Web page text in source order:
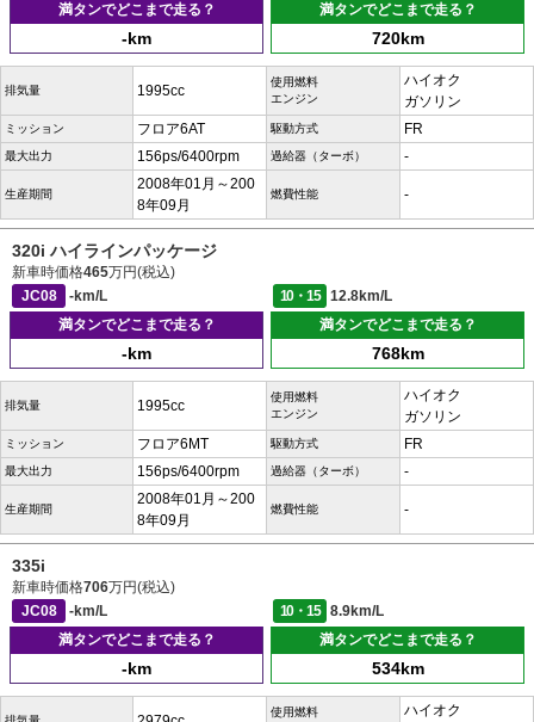
満タンでどこまで走る？
-km
満タンでどこまで走る？
720km
排気量 1995cc
使用燃料
エンジン
ハイオク
ガソリン
ミッション フロア6AT 駆動方式 FR
最大出力 156ps/6400rpm 過給器（ターボ） -
生産期間
2008年01月～200
8年09月
燃費性能 -
320i ハイラインパッケージ
新車時価格465万円(税込)
JC08
-km/L 10・15
12.8km/L
満タンでどこまで走る？
-km
満タンでどこまで走る？
768km
排気量 1995cc
使用燃料
エンジン
ハイオク
ガソリン
ミッション フロア6MT 駆動方式 FR
最大出力 156ps/6400rpm 過給器（ターボ） -
生産期間
2008年01月～200
8年09月
燃費性能 -
335i
新車時価格706万円(税込)
JC08
-km/L 10・15
8.9km/L
満タンでどこまで走る？
-km
満タンでどこまで走る？
534km
使用燃料
ハイオク